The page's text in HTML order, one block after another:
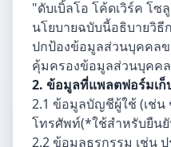
"ดับเบิ้ลโอ โค้ดเวิร์ค โซ
นโยบายฉบับนี้อธิบายวิธีก
ปกป้องข้อมูลส่วนบุคคล
คุ้มครองข้อมูลส่วนบุคคล
2. ข้อมูลที่แพลตฟอร์มเก็
2.1 ข้อมูลบัญชีผู้ใช้ (เช่น
โทรศัพท์(*ใช้สำหรับยืนยั
2.2 ข้อมูลธุรกรรม เช่น